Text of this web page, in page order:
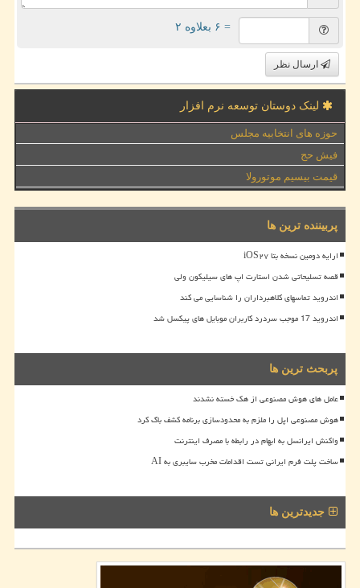
= ۶ بعلاوه ۲
ارسال نظر
لینک دوستان توسعه نرم افزار
حوزه های انتخابیه مجلس
فیش حج
قیمت بیسیم موتورولا
پربیننده ترین ها
ارایه دومین نسخه بتا iOS۲۷
قصه تسلیحاتی شدن استارت اپ های سیلیکون ولی
اندروید تماسهای کلاهبرداران را شناسایی می کند
اندروید 17 موجب سردرد کاربران موبایل های پیکسل شد
پربحث ترین ها
عامل های هوش مصنوعی از هک خسته نشدند
هوش مصنوعی اپل را ملزم به محدودسازی برنامه کشف باگ کرد
واکنش ایرانسل به ابهام در رابطه با مصرف اینترنت
ساخت پلت فرم ایرانی تست اقدامات مخرب سایبری به AI
جدیدترین ها